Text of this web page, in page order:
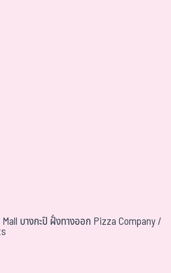
บางกะปิ ฝั่งทางออก Pizza Company /